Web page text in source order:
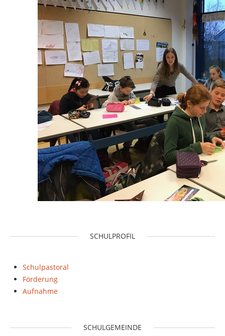
SCHULPROFIL
Schulpastoral
Förderung
Aufnahme
SCHULGEMEINDE